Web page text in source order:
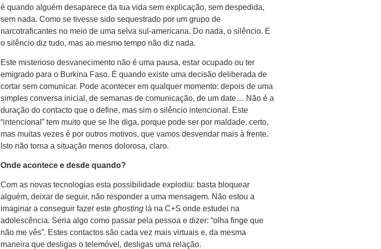
é quando alguém desaparece da tua vida sem explicação, sem despedida,
sem nada. Como se tivesse sido sequestrado por um grupo de
narcotraficantes no meio de uma selva sul-americana. Do nada, o silêncio. E
o silêncio diz tudo, mas ao mesmo tempo não diz nada.
Este misterioso desvanecimento não é uma pausa, estar ocupado ou ter
emigrado para o Burkina Faso. É quando existe uma decisão deliberada de
cortar sem comunicar. Pode acontecer em qualquer momento: depois de uma
simples conversa inicial, de semanas de comunicação, de um date… Não é a
duração do contacto que o define, mas sim o silêncio intencional. Este
“intencional” tem muito que se lhe diga, porque pode ser por maldade, certo,
mas muitas vezes é por outros motivos, que vamos desvendar mais à frente.
Isto não torna a situação menos dolorosa, claro.
Onde acontece e desde quando?
Com as novas tecnologias esta possibilidade explodiu: basta bloquear
alguém, deixar de seguir, não responder a uma mensagem. Não estou a
imaginar a conseguir fazer este ghosting lá na C+S onde estudei na
adolescência. Seria algo como passar pela pessoa e dizer: “olha finge que
não me vês”. Estes contactos são cada vez mais virtuais e, da mesma
maneira que desligas o telemóvel, desligas uma relação.